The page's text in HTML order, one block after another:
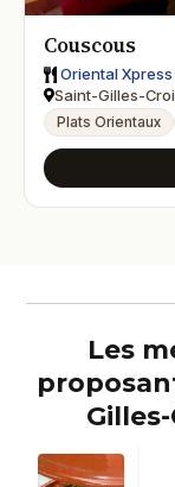
Couscous
Oriental
Saint-Gilles-
Plats Orientaux
Les